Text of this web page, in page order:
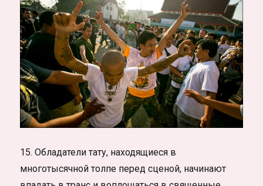
15. Обладатели тату, находящиеся в
многотысячной толпе перед сценой, начинают